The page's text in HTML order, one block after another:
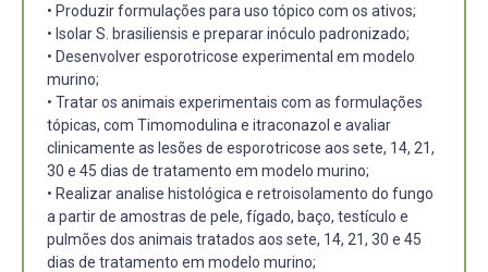
• Produzir formulações para uso tópico com os ativos;
• Isolar S. brasiliensis e preparar inóculo padronizado;
• Desenvolver esporotricose experimental em modelo
murino;
• Tratar os animais experimentais com as formulações
tópicas, com Timomodulina e itraconazol e avaliar
clinicamente as lesões de esporotricose aos sete, 14, 21,
30 e 45 dias de tratamento em modelo murino;
• Realizar analise histológica e retroisolamento do fungo
a partir de amostras de pele, fígado, baço, testículo e
pulmões dos animais tratados aos sete, 14, 21, 30 e 45
dias de tratamento em modelo murino;